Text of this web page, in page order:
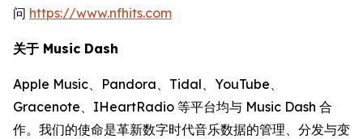
问 https://www.nfhits.com
关于 Music Dash
Apple Music、Pandora、Tidal、YouTube、
Gracenote、IHeartRadio 等平台均与 Music Dash 合
作。我们的使命是革新数字时代音乐数据的管理、分发与变